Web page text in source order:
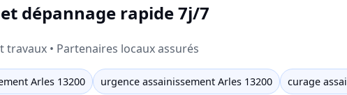
dépannage rapide 7j/7
• Partenaires locaux assurés
Arles 13200 urgence assainissement Arles 13200
curage